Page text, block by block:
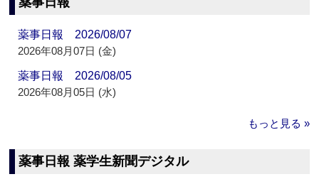
薬事日報 2026/08/07
2026年08月07日 (金)
薬事日報 2026/08/05
2026年08月05日 (水)
もっと見る »
薬事日報 薬学生新聞デジタル